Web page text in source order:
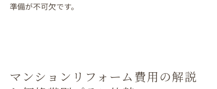
準備が不可欠です。
マンションリフォーム費用の解説